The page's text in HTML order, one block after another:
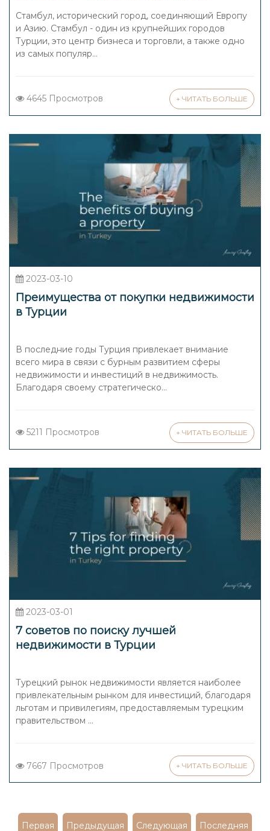
Стамбул, исторический город, соединяющий Европу
и Азию. Стамбул - один из крупнейших городов
Турции, это центр бизнеса и торговли, а также одно
из самых популяр...
4645 Просмотров + ЧИТАТЬ БОЛЬШЕ
2023-03-10
Преимущества от покупки недвижимости
в Турции
В последние годы Турция привлекает внимание
всего мира в связи с бурным развитием сферы
недвижимости и инвестиций в недвижимость.
Благодаря своему стратегическо...
5211 Просмотров + ЧИТАТЬ БОЛЬШЕ
2023-03-01
7 советов по поиску лучшей
недвижимости в Турции
Турецкий рынок недвижимости является наиболее
привлекательным рынком для инвестиций, благодаря
льготам и привилегиям, предоставляемым турецким
правительством ...
7667 Просмотров + ЧИТАТЬ БОЛЬШЕ
Первая Предыдущая Следующая Последняя